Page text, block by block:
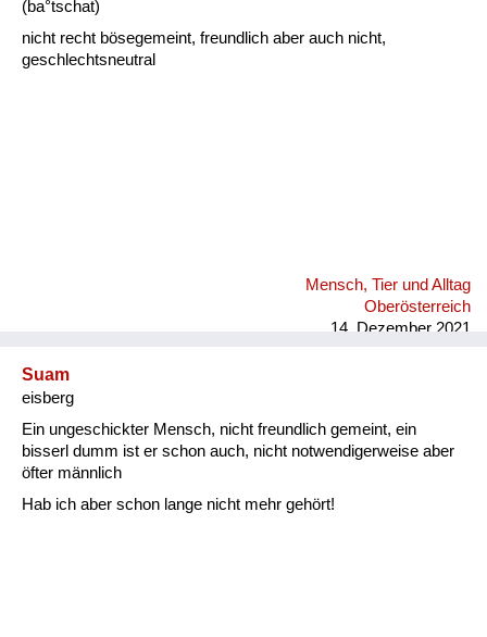
(ba°tschat)
nicht recht bösegemeint, freundlich aber auch nicht,
geschlechtsneutral
Mensch, Tier und Alltag
Oberösterreich
14. Dezember 2021
Suam
eisberg
Ein ungeschickter Mensch, nicht freundlich gemeint, ein
bisserl dumm ist er schon auch, nicht notwendigerweise aber
öfter männlich
Hab ich aber schon lange nicht mehr gehört!